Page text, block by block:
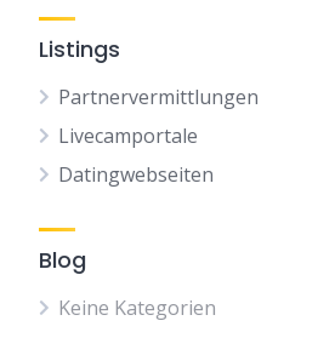
Listings
Partnervermittlungen
Livecamportale
Datingwebseiten
Blog
Keine Kategorien